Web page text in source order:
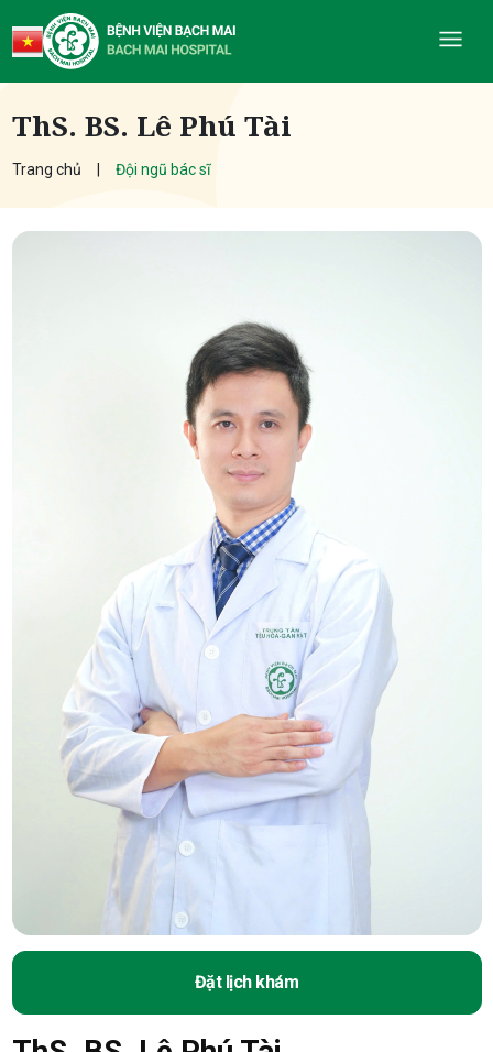
ThS. BS. Lê Phú Tài
Trang chủ Đội ngũ bác sĩ
Đặt lịch khám